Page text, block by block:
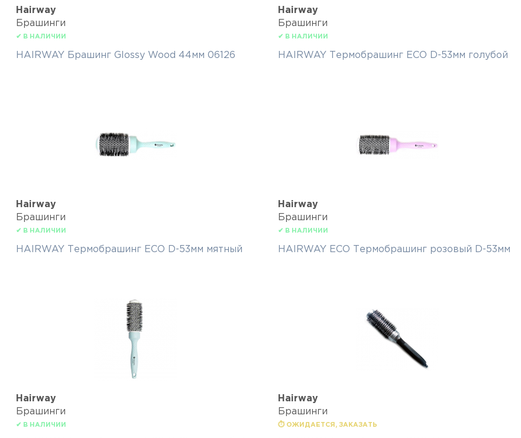
Hairway
Брашинги
✔ В НАЛИЧИИ
HAIRWAY Брашинг Glossy Wood 44мм 06126
Hairway
Брашинги
✔ В НАЛИЧИИ
HAIRWAY Термобрашинг ECO D-53мм голубой
Hairway
Брашинги
✔ В НАЛИЧИИ
HAIRWAY Термобрашинг ECO D-53мм мятный
Hairway
Брашинги
✔ В НАЛИЧИИ
HAIRWAY ECO Термобрашинг розовый D-53мм
Hairway
Брашинги
✔ В НАЛИЧИИ
Hairway
Брашинги
⏱ ОЖИДАЕТСЯ, ЗАКАЗАТЬ